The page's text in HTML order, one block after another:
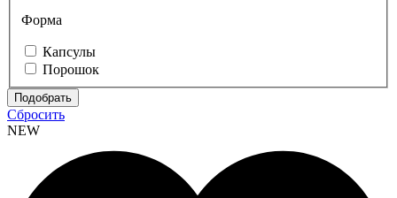
Форма
Капсулы
Порошок
Сбросить
NEW